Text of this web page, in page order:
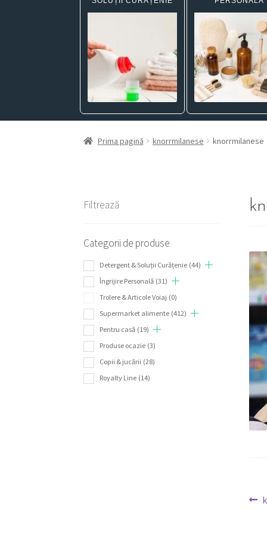
Prima pagină knorrmilanese knorrmilanese
Filtrează
Categorii de produse
Detergent & Soluții Curățenie (44)
Îngrijire Personală (31)
Trolere & Articole Voiaj (0)
Supermarket alimente (412)
Pentru casă (19)
Produse ocazie (3)
Copii & jucării (28)
Royalty Line (14)